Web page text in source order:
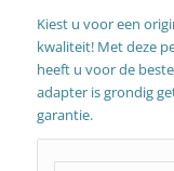
tot
Kiest u voor een
kwaliteit! Met deze
heeft u voor de
adapter is grondig
garantie.